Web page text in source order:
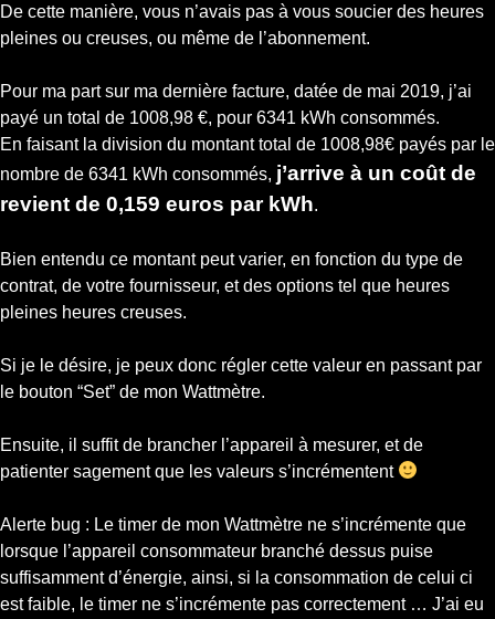
De cette manière, vous n’avais pas à vous soucier des heures
pleines ou creuses, ou même de l’abonnement.
Pour ma part sur ma dernière facture, datée de mai 2019, j’ai
payé un total de 1008,98 €, pour 6341 kWh consommés.
En faisant la division du montant total de 1008,98€ payés par le
nombre de 6341 kWh consommés, j’arrive à un coût de
revient de 0,159 euros par kWh.
Bien entendu ce montant peut varier, en fonction du type de
contrat, de votre fournisseur, et des options tel que heures
pleines heures creuses.
Si je le désire, je peux donc régler cette valeur en passant par
le bouton “Set” de mon Wattmètre.
Ensuite, il suffit de brancher l’appareil à mesurer, et de
patienter sagement que les valeurs s’incrémentent
Alerte bug : Le timer de mon Wattmètre ne s’incrémente que
lorsque l’appareil consommateur branché dessus puise
suffisamment d’énergie, ainsi, si la consommation de celui ci
est faible, le timer ne s’incrémente pas correctement … J’ai eu